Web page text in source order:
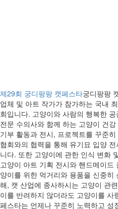
제29회 궁디팡팡 캣페스타궁디팡팡
업체 및 아트 작가가 참가하는 국내
회입니다. 고양이와 사람의 행복한
전문 수의사와 함께 하는 고양이 건
기부 활동과 전시, 프로젝트를 꾸준
협회와의 협력을 통해 유기묘 입양
니다. 또한 고양이에 관한 인식 변화
고양이 아트 기획 전시와 핸드메이
양이를 위한 먹거리와 용품을 신중히
해, 캣 산업에 종사하시는 고양이 관
이를 반려하지 않더라도 고양이를 사
페스타는 언제나 꾸준히 노력하고